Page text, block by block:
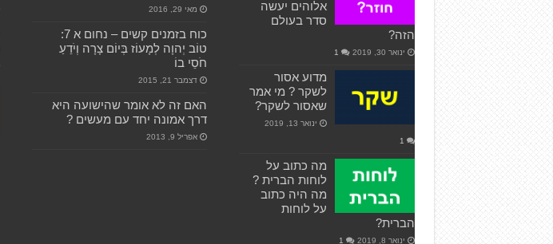
אלוהים יעשה
סדר בעולם
הזה?
ינואר 30, 2019 1
מדוע אסור
לשקר ? מי אמר
שאסור לשקר?
ינואר 13, 2019
1
מה כתוב על
לוחות הברית ?
מה היה כתוב
על לוחות
הברית?
ינואר 8, 2019 1
מאי 29, 2016
כוח בזמנים קשים – נחום א 7:
טוֹב יְהוָה לְמָעוֹז בְּיוֹם צָרָה וְיֹדֵעַ
חֹסֵי בוֹ
דצמבר 21, 2015
האם זה לא אומר שהישועה היא
דרך אמונה יחד עם מעשים ?
אפריל 9, 2013